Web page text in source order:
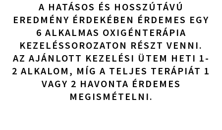
A HATÁSOS ÉS HOSSZÚTÁVÚ
EREDMÉNY ÉRDEKÉBEN ÉRDEMES EGY
6 ALKALMAS OXIGÉNTERÁPIA
KEZELÉSSOROZATON RÉSZT VENNI.
AZ AJÁNLOTT KEZELÉSI ÜTEM HETI 1-
2 ALKALOM, MÍG A TELJES TERÁPIÁT 1
VAGY 2 HAVONTA ÉRDEMES
MEGISMÉTELNI.